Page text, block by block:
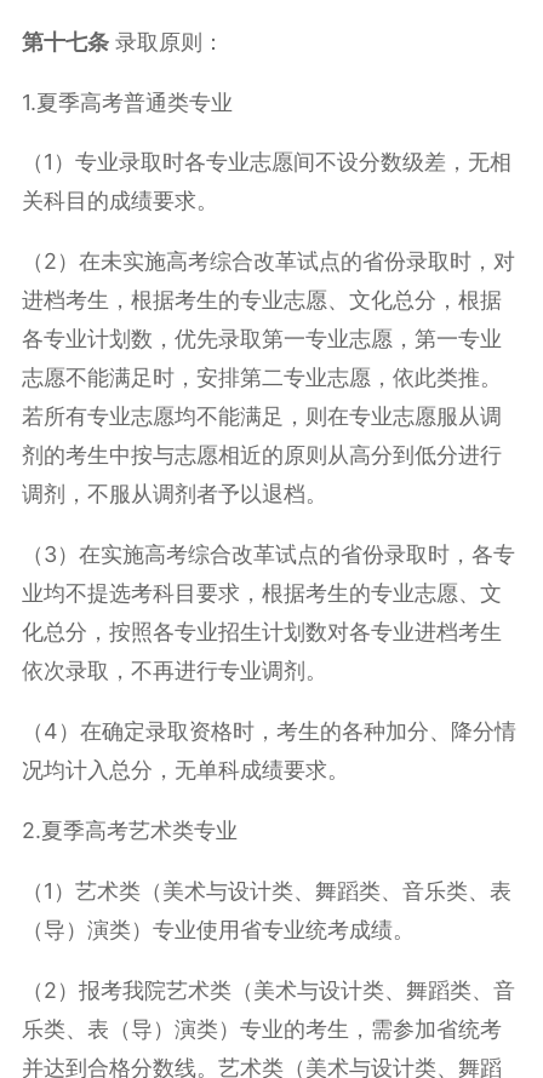
第十七条录取原则：
1.夏季高考普通类专业
（1）专业录取时各专业志愿间不设分数级差，无相
关科目的成绩要求。
（2）在未实施高考综合改革试点的省份录取时，对
进档考生，根据考生的专业志愿、文化总分，根据
各专业计划数，优先录取第一专业志愿，第一专业
志愿不能满足时，安排第二专业志愿，依此类推。
若所有专业志愿均不能满足，则在专业志愿服从调
剂的考生中按与志愿相近的原则从高分到低分进行
调剂，不服从调剂者予以退档。
（3）在实施高考综合改革试点的省份录取时，各专
业均不提选考科目要求，根据考生的专业志愿、文
化总分，按照各专业招生计划数对各专业进档考生
依次录取，不再进行专业调剂。
（4）在确定录取资格时，考生的各种加分、降分情
况均计入总分，无单科成绩要求。
2.夏季高考艺术类专业
（1）艺术类（美术与设计类、舞蹈类、音乐类、表
（导）演类）专业使用省专业统考成绩。
（2）报考我院艺术类（美术与设计类、舞蹈类、音
乐类、表（导）演类）专业的考生，需参加省统考
并达到合格分数线。艺术类（美术与设计类、舞蹈